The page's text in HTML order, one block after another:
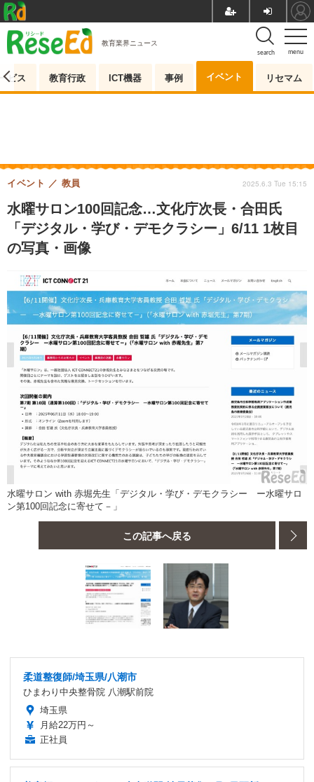
menu
search
教育業界ニュース
ビス 教育行政 ICT機器 事例 イベント リセマム
水曜サロン100回記念…文化庁次長・合田氏
「デジタル・学び・デモクラシー」6/11 1枚目
の写真・画像
イベント 教員 2025.6.3 Tue 15:15
水曜サロン with 赤堀先生「デジタル・学び・デモクラシー ー水曜サロ
ン第100回記念に寄せて－」
この記事へ戻る
柔道整復師/埼玉県/八潮市
ひまわり中央整骨院 八潮駅前院
埼玉県
月給22万円～
正社員